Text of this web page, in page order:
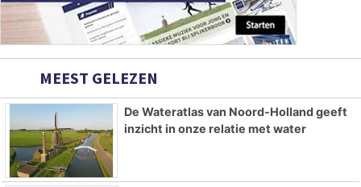
MEEST GELEZEN
De Wateratlas van Noord-Holland geeft
inzicht in onze relatie met water